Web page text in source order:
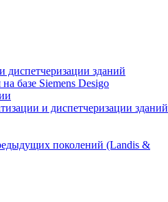
диспетчеризации зданий
базе Siemens Desigo
и диспетчеризации зданий
поколений (Landis &